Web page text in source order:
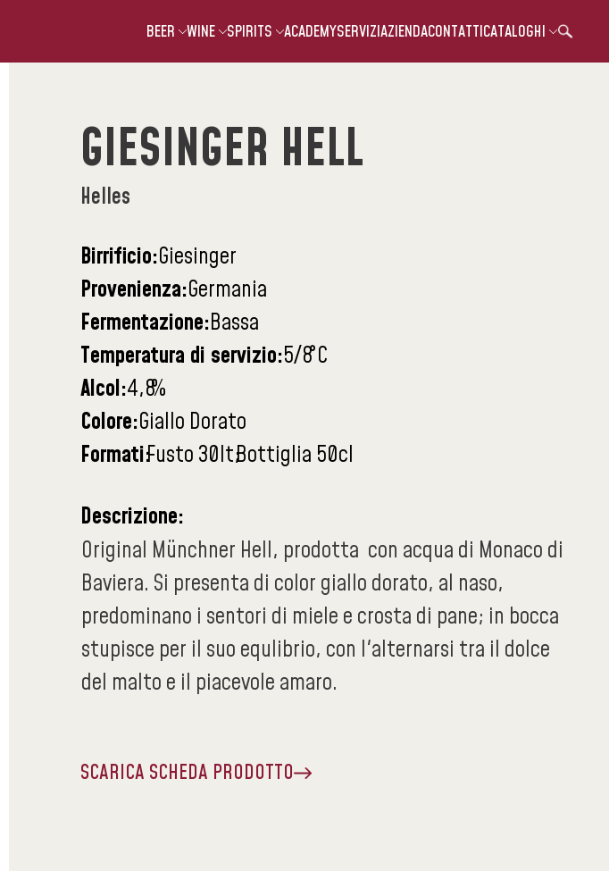
BEER WINE SPIRITS ACADEMYSERVIZIAZIENDACONTATTICATALOGHI
GIESINGER HELL
Helles
Birrificio:Giesinger
Provenienza:Germania
Fermentazione:Bassa
Temperatura di servizio:5/8°C
Alcol:4,8%
Colore:Giallo Dorato
Formati:Fusto 30ltBottiglia 50cl
Descrizione:
Original Münchner Hell, prodotta con acqua di Monaco di
Baviera. Si presenta di color giallo dorato, al naso,
predominano i sentori di miele e crosta di pane; in bocca
stupisce per il suo equlibrio, con l'alternarsi tra il dolce
del malto e il piacevole amaro.
SCARICA SCHEDA PRODOTTO